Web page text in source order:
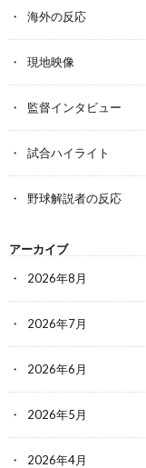
海外の反応
現地映像
監督インタビュー
試合ハイライト
野球解説者の反応
アーカイブ
2026年8月
2026年7月
2026年6月
2026年5月
2026年4月